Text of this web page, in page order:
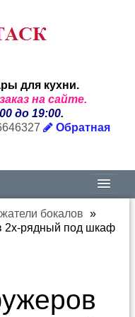
для кухни.
на сайте.
до 19:00.
Обратная
бокалов »
2х-рядный под шкаф